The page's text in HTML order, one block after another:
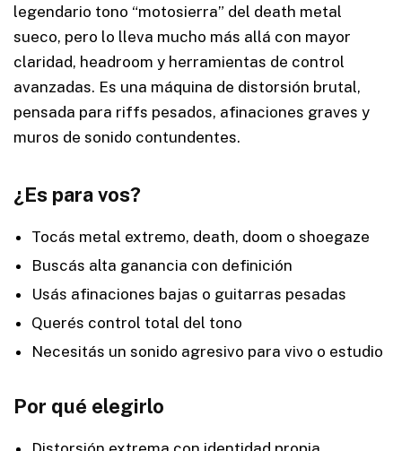
legendario tono “motosierra” del death metal
sueco, pero lo lleva mucho más allá con mayor
claridad, headroom y herramientas de control
avanzadas. Es una máquina de distorsión brutal,
pensada para riffs pesados, afinaciones graves y
muros de sonido contundentes.
¿Es para vos?
Tocás metal extremo, death, doom o shoegaze
Buscás alta ganancia con definición
Usás afinaciones bajas o guitarras pesadas
Querés control total del tono
Necesitás un sonido agresivo para vivo o estudio
Por qué elegirlo